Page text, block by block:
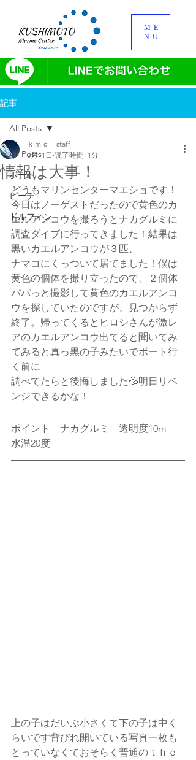
ME
NU
記事
All Posts
ボート
ビーチ
ドルフィン
All Posts
情報は大事！
ｋｍｃ staff
5月11日 読了時間: 1分
どうもマリンセンターマエショです！
今日はノーゲストだったので黄色のカ
エルアンコウを撮ろうとナカグルミに
調査ダイブに行ってきました！結果は
黒いカエルアンコウが３匹、
ナマコにくっついて居てました！僕は
黄色の個体を撮り立ったので、２個体
パパっと撮影して黄色のカエルアンコ
ウを探していたのですが、見つからず
終了。帰ってくるとヒロシさんが激レ
アのカエルアンコウ出てると聞いてみ
てみると真っ黒の子みたいでボート行
く前に
調べてたらと後悔しました💦明日リベ
ンジできるかな！
ポイント　ナカグルミ　透明度10m
水温20度
上の子はだいぶ小さくて下の子は中く
らいです背びれ開いている写真一枚も
とっていなくておそらく普通のｔｈｅ